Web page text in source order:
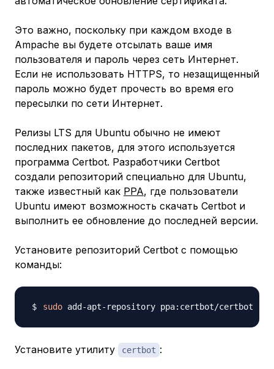
Это важно, поскольку при каждом входе в
Ampache вы будете отсылать ваше имя
пользователя и пароль через сеть Интернет.
Если не использовать HTTPS, то незащищенный
пароль можно будет прочесть во время его
пересылки по сети Интернет.
Релизы LTS для Ubuntu обычно не имеют
последних пакетов, для этого используется
программа Certbot. Разработчики Certbot
создали репозиторий специально для Ubuntu,
также известный как PPA, где пользователи
Ubuntu имеют возможность скачать Certbot и
выполнить ее обновление до последней версии.
Установите репозиторий Certbot с помощью
команды:
sudo
Установите утилиту certbot :